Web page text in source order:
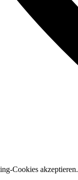
Cookies akzeptieren.